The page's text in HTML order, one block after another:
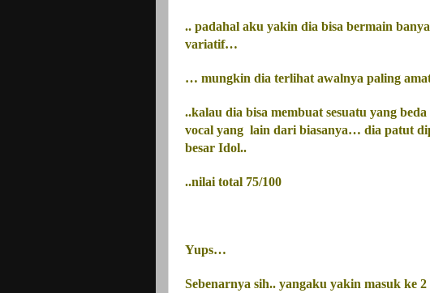
.. padahal aku yakin dia bisa bermain
variatif…
… mungkin dia terlihat awalnya paling
..kalau dia bisa membuat sesuatu yang
vocal yang lain dari biasanya… dia patut
besar Idol..
..nilai total 75/100
Yups…
Sebenarnya sih.. yangaku yakin masuk ke 2